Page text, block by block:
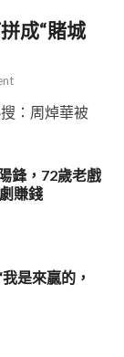
成“賭城
：周焯華被
鋒，72歲老戲
賺錢
是來贏的，